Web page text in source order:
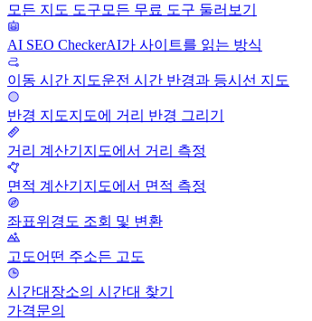
모든 지도 도구 모든 무료 도구 둘러보기
AI SEO CheckerAI가 사이트를 읽는 방식
이동 시간 지도운전 시간 반경과 등시선 지도
반경 지도지도에 거리 반경 그리기
거리 계산기 지도에서 거리 측정
면적 계산기 지도에서 면적 측정
좌표위경도 조회 및 변환
고도어떤 주소든 고도
시간대 장소의 시간대 찾기
가격문의